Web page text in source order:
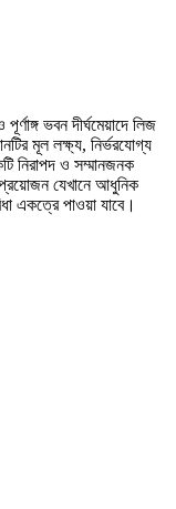
ভবন দীর্ঘমেয়াদে লিজ
মূল লক্ষ্য, নির্ভরযোগ্য
নিরাপদ ও সম্মানজনক
যেখানে আধুনিক
একত্রে পাওয়া যাবে।